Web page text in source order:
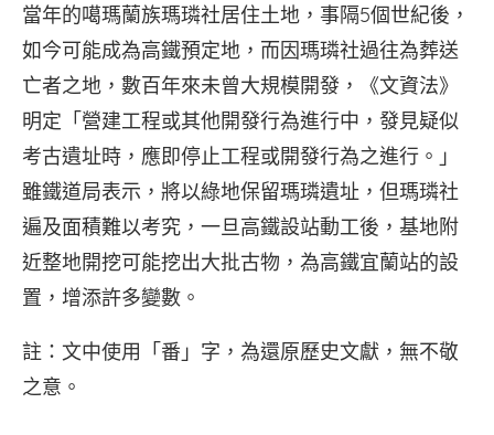
當年的噶瑪蘭族瑪璘社居住土地，事隔5個世紀後，
如今可能成為高鐵預定地，而因瑪璘社過往為葬送
亡者之地，數百年來未曾大規模開發，《文資法》
明定「營建工程或其他開發行為進行中，發見疑似
考古遺址時，應即停止工程或開發行為之進行。」
雖鐵道局表示，將以綠地保留瑪璘遺址，但瑪璘社
遍及面積難以考究，一旦高鐵設站動工後，基地附
近整地開挖可能挖出大批古物，為高鐵宜蘭站的設
置，增添許多變數。
註：文中使用「番」字，為還原歷史文獻，無不敬
之意。